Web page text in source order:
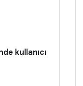
kullanıcı